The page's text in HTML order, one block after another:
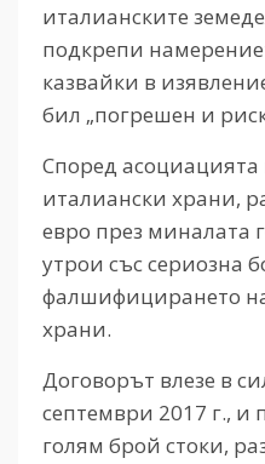
италианските
подкрепи
казвайки в
бил „погрешен и
Според асоциацията
италиански храни,
евро през миналата
утрои със сериозна
фалшифицирането
храни.
Договорът влезе в
септември 2017 г., и
голям брой стоки,